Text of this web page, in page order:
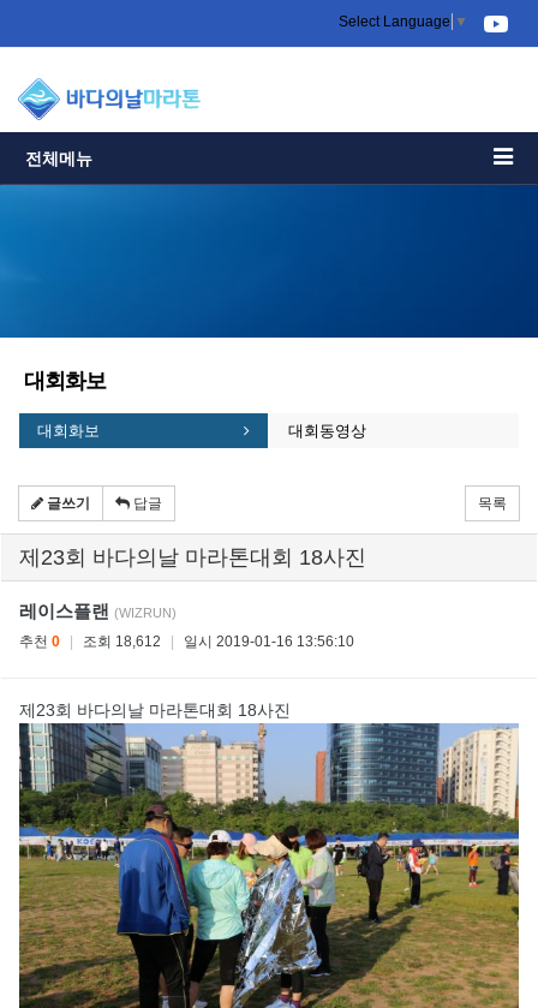
Select Language ▼
전체메뉴
대회화보
대회화보 대회동영상
글쓰기 답글 목록
제23회 바다의날 마라톤대회 18사진
레이스플랜 (WIZRUN)
추천 0 | 조회 18,612 | 일시 2019-01-16 13:56:10
제23회 바다의날 마라톤대회 18사진